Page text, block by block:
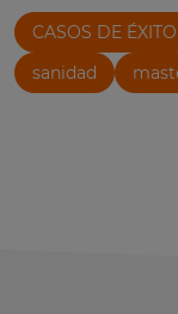
CASOS DE ÉXITO
sanidad